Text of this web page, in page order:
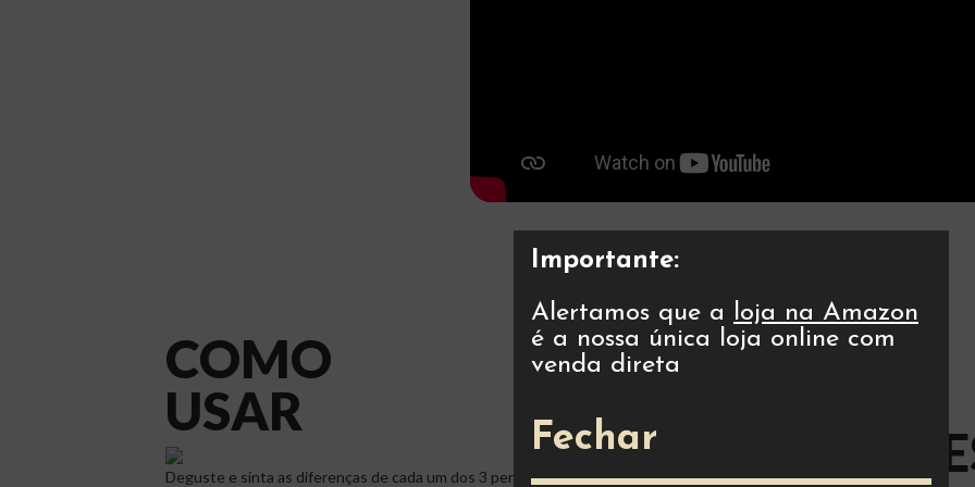
COMO
USAR
Deguste e sinta as diferenças de cada um dos 3 perfis de azeite. Escolha os
Coloque os azeites na quantidade
3 INTENSIDADES
DE AZEITE
Importante:
Alertamos que a loja na Amazon
é a nossa única loja online com
venda direta
Fechar